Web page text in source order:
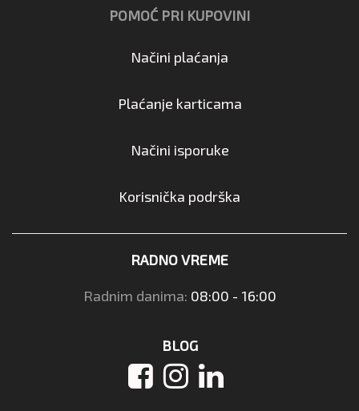
POMOĆ PRI KUPOVINI
Načini plaćanja
Plaćanje karticama
Načini isporuke
Korisnička podrška
RADNO VREME
Radnim danima: 08:00 - 16:00
BLOG